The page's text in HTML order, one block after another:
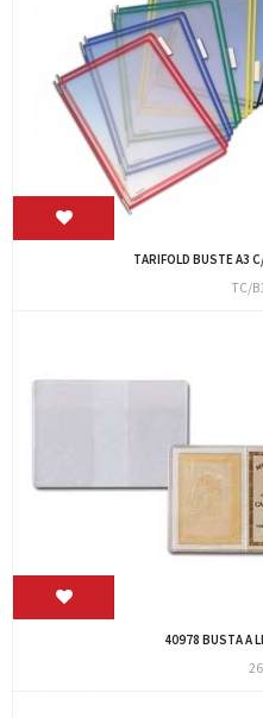
TARIFOLD BUSTE A3
TC/
40978 BUSTA A